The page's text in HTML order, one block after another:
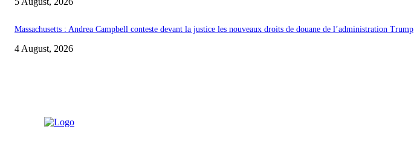
Massachusetts : Andrea Campbell conteste devant la justice les nouveaux droits de douane de l’administration Trump
4 August, 2026